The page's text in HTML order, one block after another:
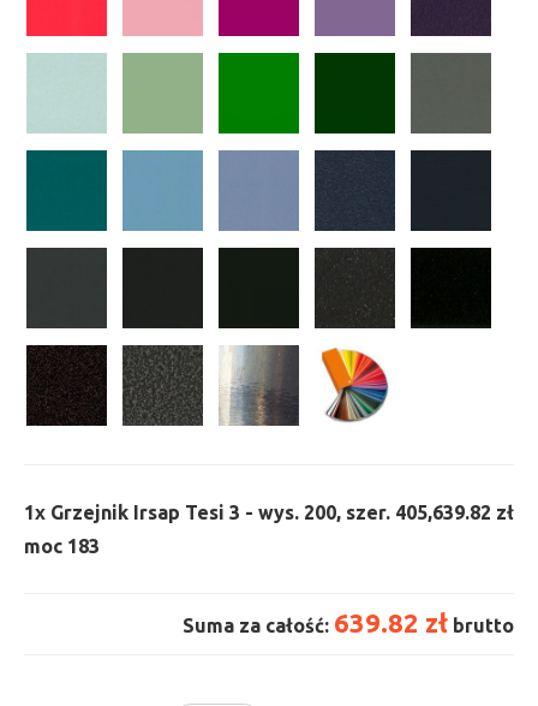
1x Grzejnik Irsap Tesi 3 - wys. 200, szer. 405,
moc 183
639.82 zł
Suma za całość: 639.82 zł brutto